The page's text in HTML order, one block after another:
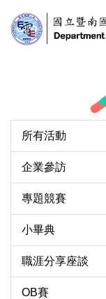
到
主
所有活動
企業參訪
專題競賽
小畢典
職涯分享座談
OB賽